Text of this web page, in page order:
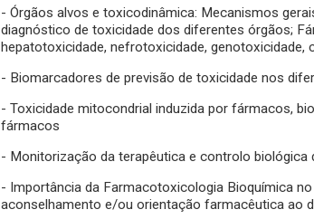
- Órgãos alvos e toxicodinâmica: Mecanismos
diagnóstico de toxicidade dos diferentes órgãos;
hepatotoxicidade, nefrotoxicidade, genotoxicidade,
- Biomarcadores de previsão de toxicidade nos
- Toxicidade mitocondrial induzida por fármacos,
fármacos
- Monitorização da terapêutica e controlo biológica
- Importância da Farmacotoxicologia Bioquímica
aconselhamento e/ou orientação farmacêutica ao